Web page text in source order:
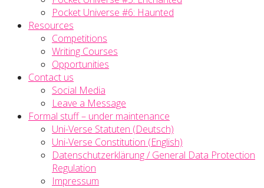
Pocket Universe #6: Haunted
Resources
Competitions
Writing Courses
Opportunities
Contact us
Social Media
Leave a Message
Formal stuff – under maintenance
Uni-Verse Statuten (Deutsch)
Uni-Verse Constitution (English)
Datenschutzerklärung / General Data Protection
Regulation
Impressum